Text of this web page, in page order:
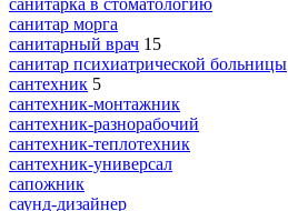
санитар морга
санитарный врач 15
санитар психиатрической больницы
сантехник 5
сантехник-монтажник
сантехник-разнорабочий
сантехник-теплотехник
сантехник-универсал
сапожник
саунд-дизайнер